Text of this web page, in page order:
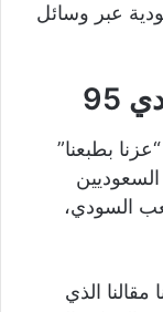
عبر وسائل
الوطني السعودي 95 هو “عزنا بطبعنا”
السودي،
الذي